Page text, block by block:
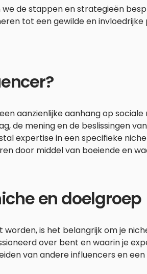
de stappen en strategieën
tot een gewilde en invloedrijke
aanzienlijke aanhang op sociale
de mening en de beslissingen
expertise in een specifieke
door middel van boeiende en
en doelgroep
is het belangrijk om je
over bent en waarin je
van andere influencers en